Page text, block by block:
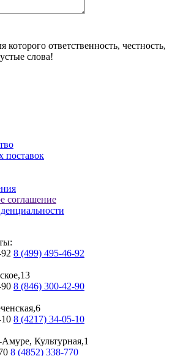
ответственность, честность,
слова!
поставок
соглашение
8 (499) 495-46-92
8 (846) 300-42-90
8 (4217) 34-05-10
Культурная,1
8 (4852) 338-770